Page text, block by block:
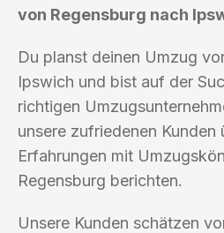
von Regensburg nach
Du planst deinen Umzug
Ipswich und bist auf der
richtigen
unsere zufriedenen Kunden
Erfahrungen mit
Regensburg berichten.
Unsere Kunden schätzen